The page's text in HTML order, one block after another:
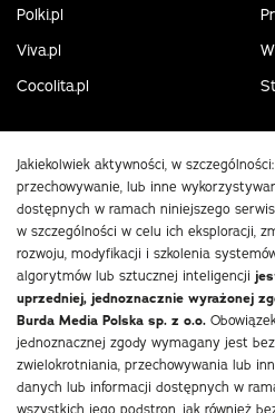
Polki.pl
Viva.pl
Cocolita.pl
Jakiekolwiek aktywności, w
przechowywanie, lub inne
dostępnych w ramach niniejszego
w szczególności w celu ich eksploracji,
rozwoju, modyfikacji i szkolenia
algorytmów lub sztucznej inteligencji
uprzedniej, jednoznacznie wyrażonej
Burda Media Polska sp. z o.o.
jednoznacznej zgody wymagany jest
zwielokrotniania, przechowywania lub
danych lub informacji dostępnych w
wszystkich jego podstron, jak również